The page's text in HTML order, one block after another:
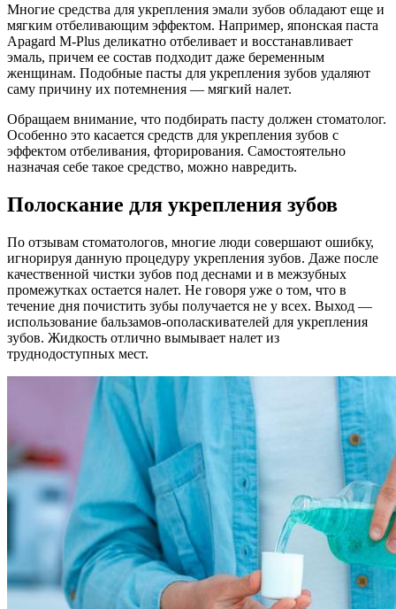
Многие средства для укрепления эмали зубов обладают еще и
мягким отбеливающим эффектом. Например, японская паста
Apagard M-Plus деликатно отбеливает и восстанавливает
эмаль, причем ее состав подходит даже беременным
женщинам. Подобные пасты для укрепления зубов удаляют
саму причину их потемнения — мягкий налет.
Обращаем внимание, что подбирать пасту должен стоматолог.
Особенно это касается средств для укрепления зубов с
эффектом отбеливания, фторирования. Самостоятельно
назначая себе такое средство, можно навредить.
Полоскание для укрепления зубов
По отзывам стоматологов, многие люди совершают ошибку,
игнорируя данную процедуру укрепления зубов. Даже после
качественной чистки зубов под деснами и в межзубных
промежутках остается налет. Не говоря уже о том, что в
течение дня почистить зубы получается не у всех. Выход —
использование бальзамов-ополаскивателей для укрепления
зубов. Жидкость отлично вымывает налет из
труднодоступных мест.